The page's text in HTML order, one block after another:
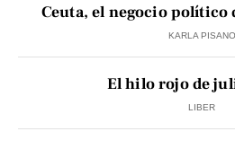
Ceuta, el negocio
KARLA PISANO
El hilo rojo de
LIBER